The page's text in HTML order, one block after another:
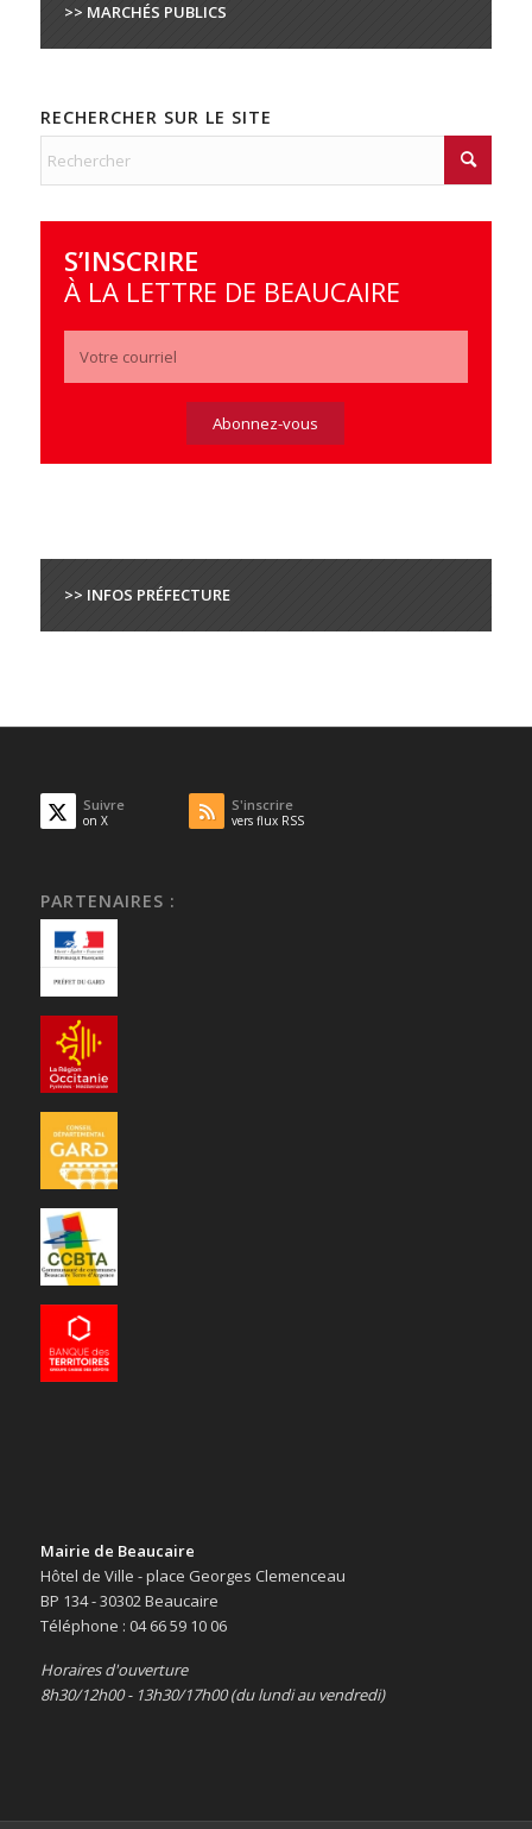
>> MARCHÉS PUBLICS
RECHERCHER SUR LE SITE
S’INSCRIRE
À LA LETTRE DE BEAUCAIRE
>> INFOS PRÉFECTURE
Suivre
on X
S'inscrire
vers flux RSS
PARTENAIRES :
Mairie de Beaucaire
Hôtel de Ville - place Georges Clemenceau
BP 134 - 30302 Beaucaire
Téléphone : 04 66 59 10 06
Horaires d'ouverture
8h30/12h00 - 13h30/17h00 (du lundi au vendredi)